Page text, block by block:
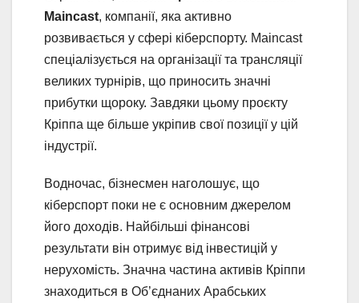
Maincast, компанії, яка активно
розвивається у сфері кіберспорту. Maincast
спеціалізується на організації та трансляції
великих турнірів, що приносить значні
прибутки щороку. Завдяки цьому проєкту
Кріппа ще більше укріпив свої позиції у цій
індустрії.
Водночас, бізнесмен наголошує, що
кіберспорт поки не є основним джерелом
його доходів. Найбільші фінансові
результати він отримує від інвестицій у
нерухомість. Значна частина активів Кріппи
знаходиться в Об’єднаних Арабських